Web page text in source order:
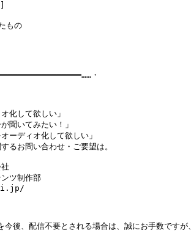
もの
・
化して欲しい」
聞いてみたい！」
ーディオ化して欲しい」
るお問い合わせ・ご要望は。
ツ制作部
後、配信不要とされる場合は、誠にお手数ですが